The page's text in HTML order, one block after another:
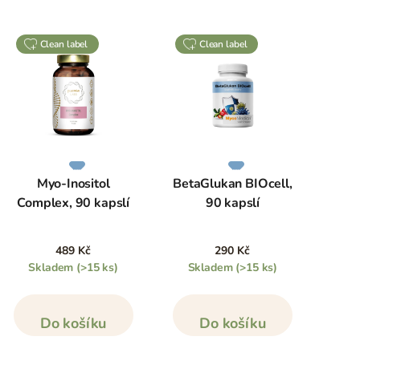
clean label
Myo-Inositol
Complex, 90 kapslí
489 Kč
Skladem (>15 ks)
Do košíku
clean label
BetaGlukan BIOcell,
90 kapslí
290 Kč
Skladem (>15 ks)
Do košíku